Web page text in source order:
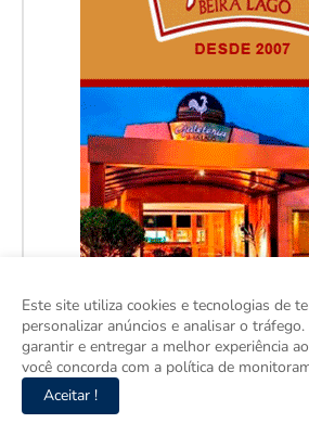
Este site utiliza cookies e tecnologias de
personalizar anúncios e analisar o
garantir e entregar a melhor experiência
você concorda com a política de
Aceitar !